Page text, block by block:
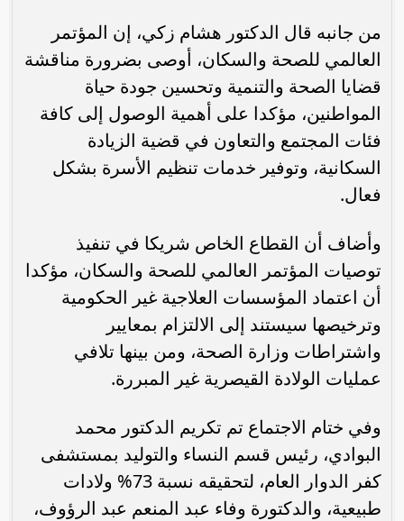
من جانبه قال الدكتور هشام زكي، إن المؤتمر
العالمي للصحة والسكان، أوصى بضرورة مناقشة
قضايا الصحة والتنمية وتحسين جودة حياة
المواطنين، مؤكدا على أهمية الوصول إلى كافة
فئات المجتمع والتعاون في قضية الزيادة
السكانية، وتوفير خدمات تنظيم الأسرة بشكل
فعال.
وأضاف أن القطاع الخاص شريكا في تنفيذ
توصيات المؤتمر العالمي للصحة والسكان، مؤكدا
أن اعتماد المؤسسات العلاجية غير الحكومية
وترخيصها سيستند إلى الالتزام بمعايير
واشتراطات وزارة الصحة، ومن بينها تلافي
عمليات الولادة القيصرية غير المبررة.
وفي ختام الاجتماع تم تكريم الدكتور محمد
البوادي، رئيس قسم النساء والتوليد بمستشفى
كفر الدوار العام، لتحقيقه نسبة 73% ولادات
طبيعية، والدكتورة وفاء عبد المنعم عبد الرؤوف،